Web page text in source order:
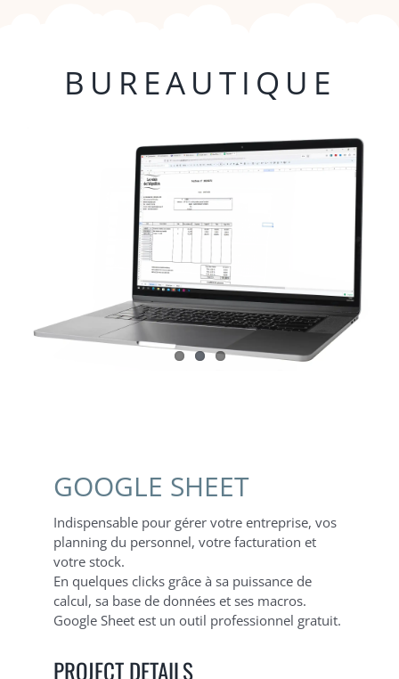
BUREAUTIQUE
GOOGLE SHEET
Indispensable pour gérer votre entreprise, vos
planning du personnel, votre facturation et
votre stock.
En quelques clicks grâce à sa puissance de
calcul, sa base de données et ses macros.
Google Sheet est un outil professionnel gratuit.
PROJECT DETAILS